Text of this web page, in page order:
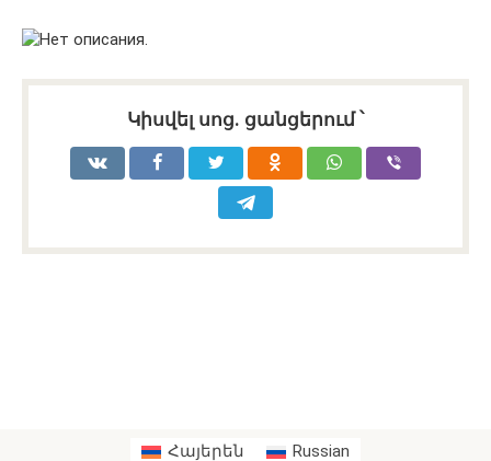
Կիսվել սոց․ ցանցերում ՝
Հայերեն Russian